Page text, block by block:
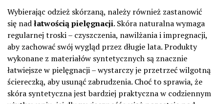
Wybierając odzież skórzaną, należy również zastanowić
się nadłatwością pielęgnacji. Skóra naturalna wymaga
regularnej troski – czyszczenia, nawilżania i impregnacji,
aby zachować swój wygląd przez długie lata. Produkty
wykonane z materiałów syntetycznych są znacznie
łatwiejsze w pielęgnacji – wystarczy je przetrzeć wilgotną
ściereczką, aby usunąć zabrudzenia. Choć to sprawia, że
skóra syntetyczna jest bardziej praktyczna w codziennym